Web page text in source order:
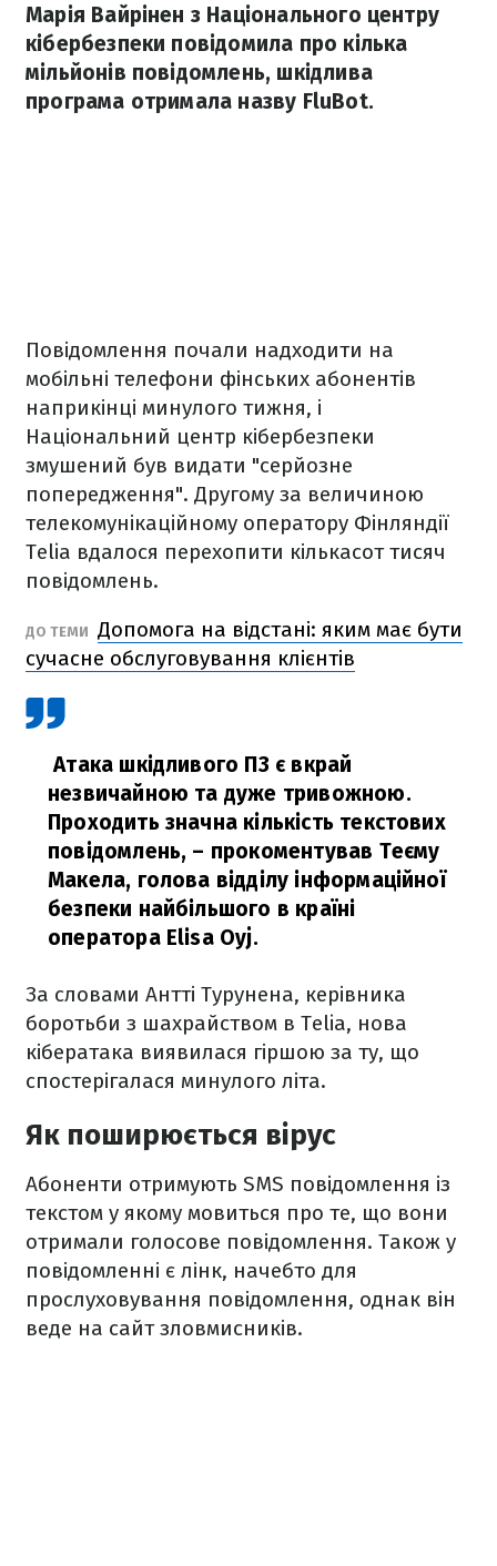
Марія Вайрінен з Національного центру
кібербезпеки повідомила про кілька
мільйонів повідомлень, шкідлива
програма отримала назву FluBot.
Повідомлення почали надходити на
мобільні телефони фінських абонентів
наприкінці минулого тижня, і
Національний центр кібербезпеки
змушений був видати "серйозне
попередження". Другому за величиною
телекомунікаційному оператору Фінляндії
Telia вдалося перехопити кількасот тисяч
повідомлень.
ДО ТЕМИ Допомога на відстані: яким має бути
сучасне обслуговування клієнтів
Атака шкідливого ПЗ є вкрай
незвичайною та дуже тривожною.
Проходить значна кількість текстових
повідомлень, – прокоментував Теєму
Макела, голова відділу інформаційної
безпеки найбільшого в країні
оператора Elisa Oyj.
За словами Антті Турунена, керівника
боротьби з шахрайством в Telia, нова
кібератака виявилася гіршою за ту, що
спостерігалася минулого літа.
Як поширюється вірус
Абоненти отримують SMS повідомлення із
текстом у якому мовиться про те, що вони
отримали голосове повідомлення. Також у
повідомленні є лінк, начебто для
прослуховування повідомлення, однак він
веде на сайт зловмисників.